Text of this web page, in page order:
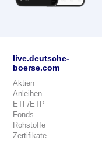
live.deutsche-
boerse.com
Aktien
Anleihen
ETF/ETP
Fonds
Rohstoffe
Zertifikate